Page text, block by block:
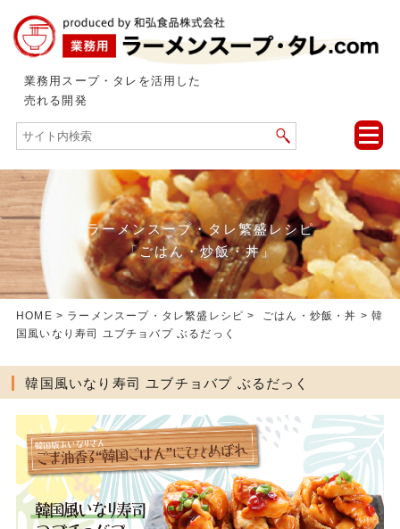
業務用スープ・タレを活用した
売れる開発
toggle
ラーメンスープ・タレ繁盛レシピ
「ごはん・炒飯・丼」
HOME > ラーメンスープ・タレ繁盛レシピ > ごはん・炒飯・丼 > 韓
国風いなり寿司 ユブチョバプ ぶるだっく
韓国風いなり寿司 ユブチョバプ ぶるだっく